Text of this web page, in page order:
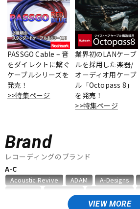
ベース
ドラム
管楽器
アンプ
PASSGO Cable – 音
をダイレクトに繋ぐ
ケーブルシリーズを
発売！
>>特集ページ
業界初のLANケーブ
ルを採用した楽器/
オーディオ用ケーブ
ル「Octopass 8」
を発売！
>>特集ページ
Brand
レコーディングのブランド
VIEW MORE
A-C
Acoustic Revive ADAM A-Designs
ART ARTRIG